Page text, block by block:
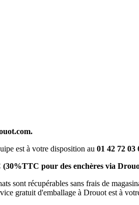
est à votre disposition au 01 42 72 03
pour des enchères via
sont récupérables sans frais de
gratuit d'emballage à Drouot est à